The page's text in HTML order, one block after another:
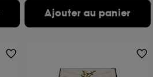
Ajouter au panier